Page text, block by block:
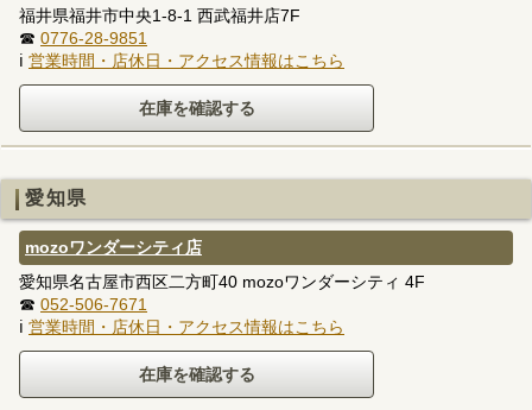
福井県福井市中央1-8-1 西武福井店7F
☎ 0776-28-9851
ℹ 営業時間・店休日・アクセス情報はこちら
愛知県
mozoワンダーシティ店
愛知県名古屋市西区二方町40 mozoワンダーシティ 4F
☎ 052-506-7671
ℹ 営業時間・店休日・アクセス情報はこちら